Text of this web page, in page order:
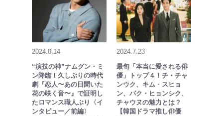
2024.8.14
“演技の神”ナムグン・ミ
ン降臨！久しぶりの時代
劇『恋人〜あの日聞いた
花の咲く音〜』で証明し
たロマンス職人ぶり〈イ
ンタビュー／前編〉
2024.7.23
最旬「本当に愛される俳
優」トップ４！チ・チャ
ンウク、キム・スヒョ
ン、パク・ヒョンシク、
チャウヌの魅力とは？
【韓国ドラマ推し俳優